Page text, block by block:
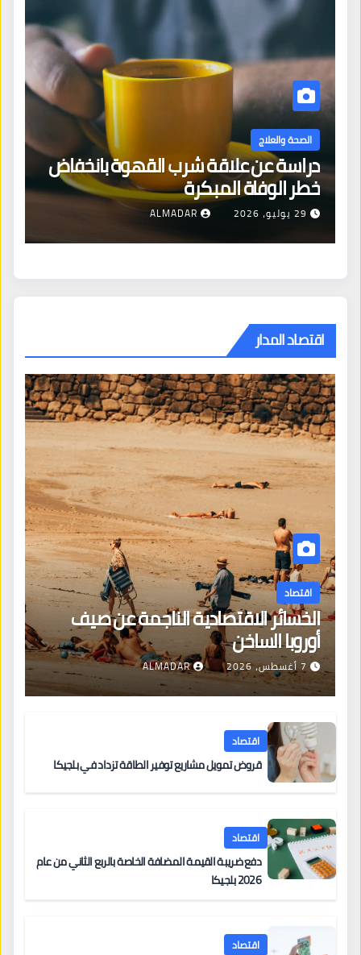
الصحة والعلاج
دراسة عن علاقة شرب القهوة بانخفاض
خطر الوفاة المبكرة
29 يوليو، 2026 ALMADAR
اقتصاد المدار
اقتصاد
الخسائر الاقتصادية الناجمة عن صيف
أوروبا الساخن
7 أغسطس، 2026 ALMADAR
اقتصاد
قروض تمويل مشاريع توفير الطاقة تزداد في بلجيكا
اقتصاد
دفع ضريبة القيمة المضافة الخاصة بالربع الثاني من عام
2026 بلجيكا
اقتصاد